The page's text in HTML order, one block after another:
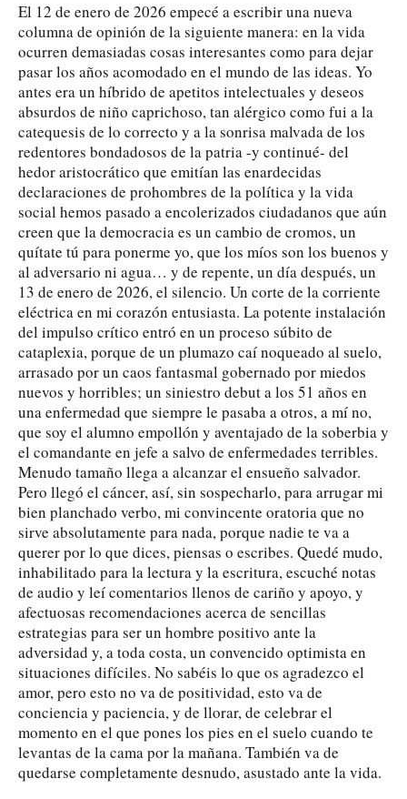
El 12 de enero de 2026 empecé a escribir una nueva
columna de opinión de la siguiente manera: en la vida
ocurren demasiadas cosas interesantes como para dejar
pasar los años acomodado en el mundo de las ideas. Yo
antes era un híbrido de apetitos intelectuales y deseos
absurdos de niño caprichoso, tan alérgico como fui a la
catequesis de lo correcto y a la sonrisa malvada de los
redentores bondadosos de la patria -y continué- del
hedor aristocrático que emitían las enardecidas
declaraciones de prohombres de la política y la vida
social hemos pasado a encolerizados ciudadanos que aún
creen que la democracia es un cambio de cromos, un
quítate tú para ponerme yo, que los míos son los buenos y
al adversario ni agua… y de repente, un día después, un
13 de enero de 2026, el silencio. Un corte de la corriente
eléctrica en mi corazón entusiasta. La potente instalación
del impulso crítico entró en un proceso súbito de
cataplexia, porque de un plumazo caí noqueado al suelo,
arrasado por un caos fantasmal gobernado por miedos
nuevos y horribles; un siniestro debut a los 51 años en
una enfermedad que siempre le pasaba a otros, a mí no,
que soy el alumno empollón y aventajado de la soberbia y
el comandante en jefe a salvo de enfermedades terribles.
Menudo tamaño llega a alcanzar el ensueño salvador.
Pero llegó el cáncer, así, sin sospecharlo, para arrugar mi
bien planchado verbo, mi convincente oratoria que no
sirve absolutamente para nada, porque nadie te va a
querer por lo que dices, piensas o escribes. Quedé mudo,
inhabilitado para la lectura y la escritura, escuché notas
de audio y leí comentarios llenos de cariño y apoyo, y
afectuosas recomendaciones acerca de sencillas
estrategias para ser un hombre positivo ante la
adversidad y, a toda costa, un convencido optimista en
situaciones difíciles. No sabéis lo que os agradezco el
amor, pero esto no va de positividad, esto va de
conciencia y paciencia, y de llorar, de celebrar el
momento en el que pones los pies en el suelo cuando te
levantas de la cama por la mañana. También va de
quedarse completamente desnudo, asustado ante la vida.